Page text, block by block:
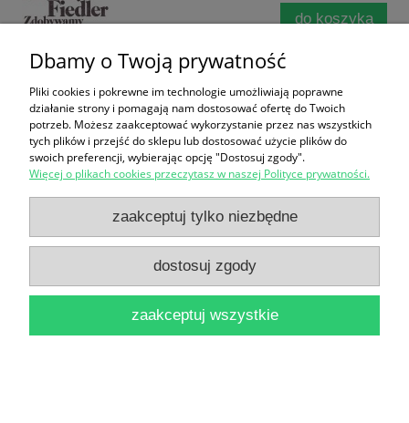
do koszyka
Adventure 17 niesamowitych wypraw / Marcin
14,00 zł
Dbamy o Twoją prywatność
Pliki cookies i pokrewne im technologie umożliwiają poprawne
działanie strony i pomagają nam dostosować ofertę do Twoich
potrzeb. Możesz zaakceptować wykorzystanie przez nas wszystkich
tych plików i przejść do sklepu lub dostosować użycie plików do
swoich preferencji, wybierając opcję "Dostosuj zgody".
Więcej o plikach cookies przeczytasz w naszej Polityce prywatności.
zaakceptuj tylko niezbędne
dostosuj zgody
zaakceptuj wszystkie